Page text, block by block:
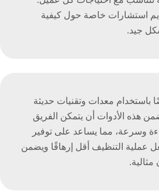
استشارات خاصة حول كيفية
جيد.
باستخدام معدات وتقنيات حديثة
هذه الأدوات أن يتمكن الفريق
وسرعة، مما يساعد على توفير
عملية التنظيف أقل إرهاقًا ويضمن
مثالية.